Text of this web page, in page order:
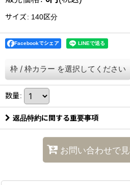
サイズ: 140区分
Facebookでシェア
枠 / 枠カラー を選択してください
数量:
返品特約に関する重要事項
お問い合わせで